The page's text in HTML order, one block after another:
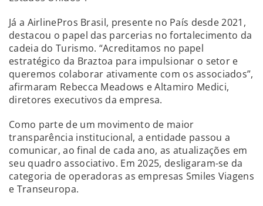
Já a AirlinePros Brasil, presente no País desde 2021,
destacou o papel das parcerias no fortalecimento da
cadeia do Turismo. “Acreditamos no papel
estratégico da Braztoa para impulsionar o setor e
queremos colaborar ativamente com os associados”,
afirmaram Rebecca Meadows e Altamiro Medici,
diretores executivos da empresa.
Como parte de um movimento de maior
transparência institucional, a entidade passou a
comunicar, ao final de cada ano, as atualizações em
seu quadro associativo. Em 2025, desligaram-se da
categoria de operadoras as empresas Smiles Viagens
e Transeuropa.